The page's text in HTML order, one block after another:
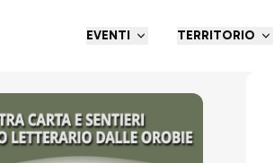
EVENTI TERRITORIO